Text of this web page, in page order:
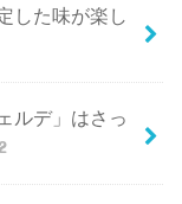
した味が楽し
ルデ」はさっ